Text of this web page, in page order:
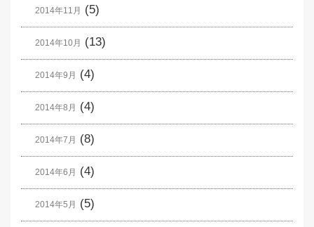
2014年11月 (5)
2014年10月 (13)
2014年9月 (4)
2014年8月 (4)
2014年7月 (8)
2014年6月 (4)
2014年5月 (5)